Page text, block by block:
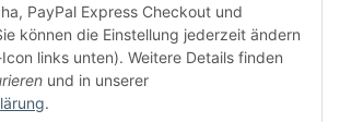
PayPal Express Checkout und
können die Einstellung jederzeit ändern
links unten). Weitere Details finden
und in unserer
.